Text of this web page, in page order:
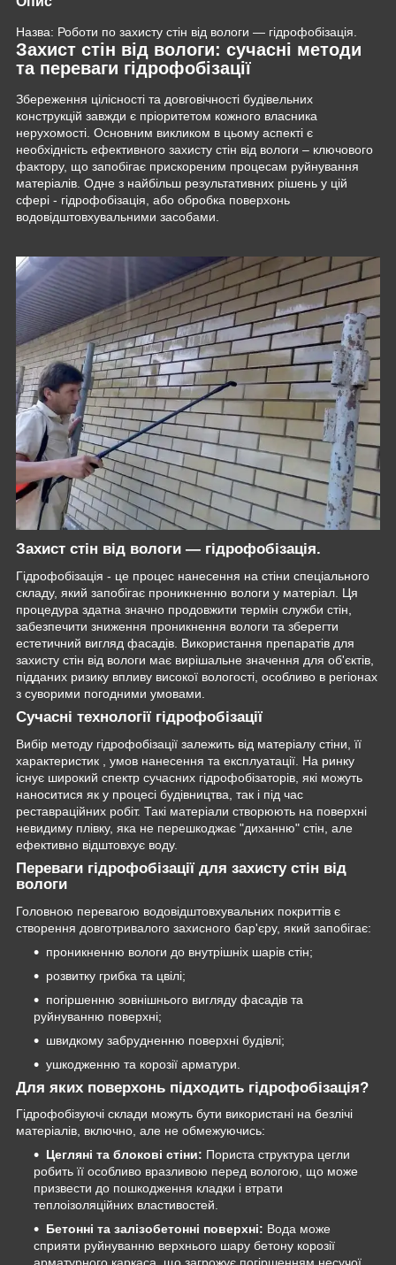
Назва: Роботи по захисту стін від вологи — гідрофобізація.
Захист стін від вологи: сучасні методи
та переваги гідрофобізації
Збереження цілісності та довговічності будівельних
конструкцій завжди є пріоритетом кожного власника
нерухомості. Основним викликом в цьому аспекті є
необхідність ефективного захисту стін від вологи – ключового
фактору, що запобігає прискореним процесам руйнування
матеріалів. Одне з найбільш результативних рішень у цій
сфері - гідрофобізація, або обробка поверхонь
водовідштовхувальними засобами.
Захист стін від вологи — гідрофобізація.
Гідрофобізація - це процес нанесення на стіни спеціального
складу, який запобігає проникненню вологи у матеріал. Ця
процедура здатна значно продовжити термін служби стін,
забезпечити зниження проникнення вологи та зберегти
естетичний вигляд фасадів. Використання препаратів для
захисту стін від вологи має вирішальне значення для об'єктів,
підданих ризику впливу високої вологості, особливо в регіонах
з суворими погодними умовами.
Сучасні технології гідрофобізації
Вибір методу гідрофобізації залежить від матеріалу стіни, її
характеристик , умов нанесення та експлуатації. На ринку
існує широкий спектр сучасних гідрофобізаторів, які можуть
наноситися як у процесі будівництва, так і під час
реставраційних робіт. Такі матеріали створюють на поверхні
невидиму плівку, яка не перешкоджає "диханню" стін, але
ефективно відштовхує воду.
Переваги гідрофобізації для захисту стін від
вологи
Головною перевагою водовідштовхувальних покриттів є
створення довготривалого захисного бар'єру, який запобігає:
проникненню вологи до внутрішніх шарів стін;
розвитку грибка та цвілі;
погіршенню зовнішнього вигляду фасадів та
руйнуванню поверхні;
швидкому забрудненню поверхні будівлі;
ушкодженню та корозії арматури.
Для яких поверхонь підходить гідрофобізація?
Гідрофобізуючі склади можуть бути використані на безлічі
матеріалів, включно, але не обмежуючись:
Цегляні та блокові стіни: Пориста структура цегли
робить її особливо вразливою перед вологою, що може
призвести до пошкодження кладки і втрати
теплоізоляційних властивостей.
Бетонні та залізобетонні поверхні: Вода може
сприяти руйнуванню верхнього шару бетону корозії